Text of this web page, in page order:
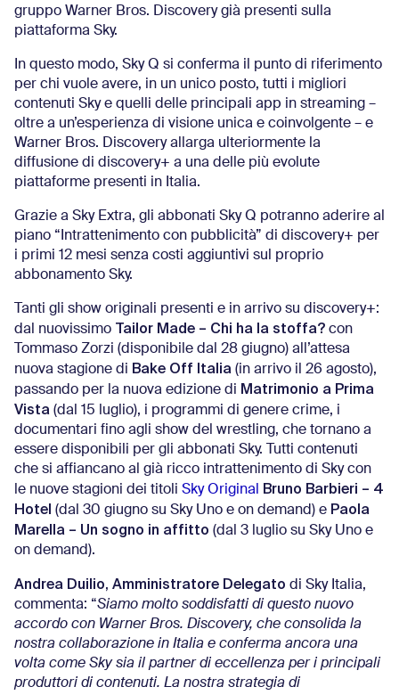
gruppo Warner Bros. Discovery già presenti sulla
piattaforma Sky.
In questo modo, Sky Q si conferma il punto di riferimento
per chi vuole avere, in un unico posto, tutti i migliori
contenuti Sky e quelli delle principali app in streaming –
oltre a un’esperienza di visione unica e coinvolgente – e
Warner Bros. Discovery allarga ulteriormente la
diffusione di discovery+ a una delle più evolute
piattaforme presenti in Italia.
Grazie a Sky Extra, gli abbonati Sky Q potranno aderire al
piano “Intrattenimento con pubblicità” di discovery+ per
i primi 12 mesi senza costi aggiuntivi sul proprio
abbonamento Sky.
Tanti gli show originali presenti e in arrivo su discovery+:
dal nuovissimo Tailor Made – Chi ha la stoffa? con
Tommaso Zorzi (disponibile dal 28 giugno) all’attesa
nuova stagione di Bake Off Italia (in arrivo il 26 agosto),
passando per la nuova edizione di Matrimonio a Prima
Vista (dal 15 luglio), i programmi di genere crime, i
documentari fino agli show del wrestling, che tornano a
essere disponibili per gli abbonati Sky. Tutti contenuti
che si affiancano al già ricco intrattenimento di Sky con
le nuove stagioni dei titoli Sky Original
Bruno Barbieri – 4
Hotel (dal 30 giugno su Sky Uno e on demand) e Paola
Marella – Un sogno in affitto (dal 3 luglio su Sky Uno e
on demand).
Andrea Duilio, Amministratore Delegato di Sky Italia,
commenta: “Siamo molto soddisfatti di questo nuovo
accordo con Warner Bros. Discovery, che consolida la
nostra collaborazione in Italia e conferma ancora una
volta come Sky sia il partner di eccellenza per i principali
produttori di contenuti. La nostra strategia di